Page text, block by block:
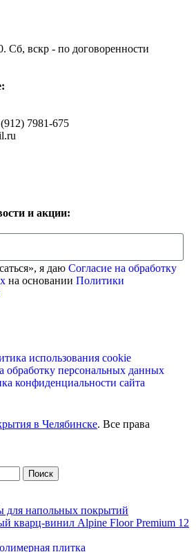
Сб, вскр - по договоренности
7981-675
и акции:
я даю Согласие на обработку
на основании Политики
использования cookie
обработку персональных данных
конфиденциальности сайта
в Челябинске. Все права
Поиск
для напольных покрытий
кварц-винил Alpine Floor Premium 12
плитка